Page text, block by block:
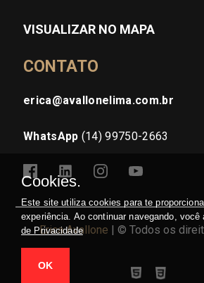
VISUALIZAR NO MAPA
CONTATO
erica@avallonelima.com.br
WhatsApp (14) 99750-2663
Erica Avallone | © Todos os
Cookies.
Este site utiliza cookies para te
experiência. Ao continuar navegando,
de Privacidade
OK